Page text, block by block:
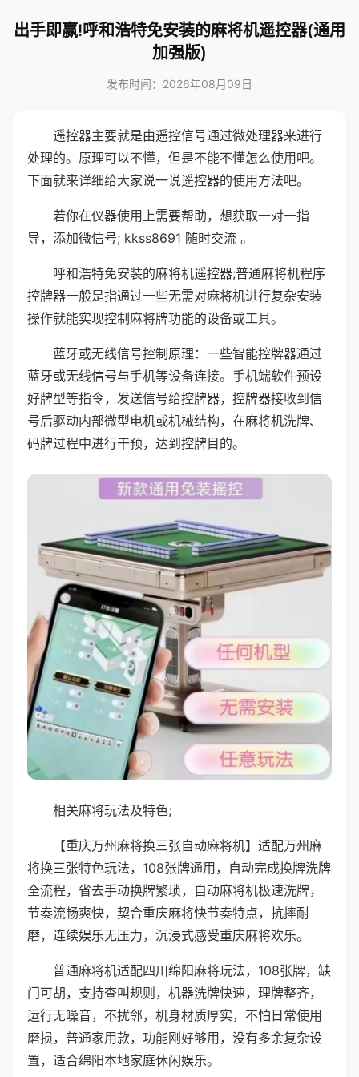
出手即赢!呼和浩特免安装的麻将机遥控器(通用
加强版)
发布时间：2026年08月09日
遥控器主要就是由遥控信号通过微处理器来进行
处理的。原理可以不懂，但是不能不懂怎么使用吧。
下面就来详细给大家说一说遥控器的使用方法吧。
若你在仪器使用上需要帮助，想获取一对一指
导，添加微信号; kkss8691 随时交流 。
呼和浩特免安装的麻将机遥控器;普通麻将机程序
控牌器一般是指通过一些无需对麻将机进行复杂安装
操作就能实现控制麻将牌功能的设备或工具。
蓝牙或无线信号控制原理：一些智能控牌器通过
蓝牙或无线信号与手机等设备连接。手机端软件预设
好牌型等指令，发送信号给控牌器，控牌器接收到信
号后驱动内部微型电机或机械结构，在麻将机洗牌、
码牌过程中进行干预，达到控牌目的。
相关麻将玩法及特色;
【重庆万州麻将换三张自动麻将机】适配万州麻
将换三张特色玩法，108张牌通用，自动完成换牌洗牌
全流程，省去手动换牌繁琐，自动麻将机极速洗牌，
节奏流畅爽快，契合重庆麻将快节奏特点，抗摔耐
磨，连续娱乐无压力，沉浸式感受重庆麻将欢乐。
普通麻将机适配四川绵阳麻将玩法，108张牌，缺
门可胡，支持查叫规则，机器洗牌快速，理牌整齐，
运行无噪音，不扰邻，机身材质厚实，不怕日常使用
磨损，普通家用款，功能刚好够用，没有多余复杂设
置，适合绵阳本地家庭休闲娱乐。